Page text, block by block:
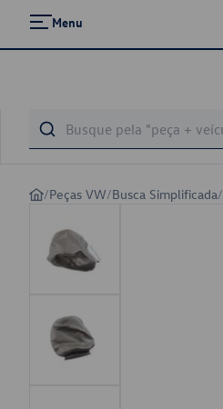
Menu
/Peças VW/Busca Simplificada/